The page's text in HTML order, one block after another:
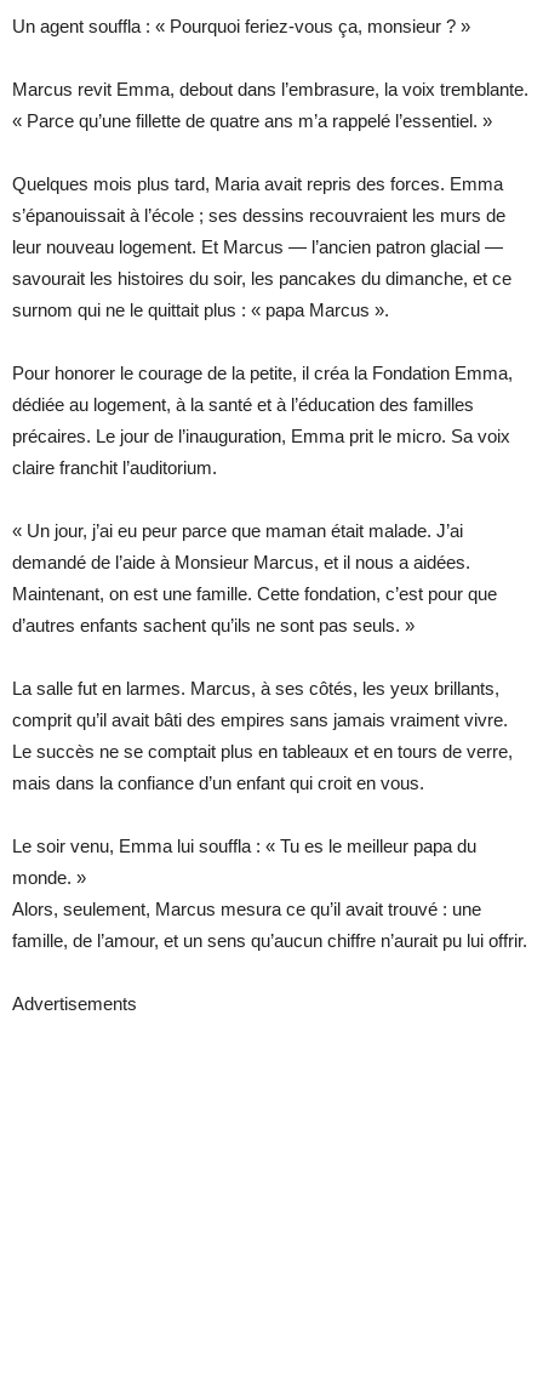
Un agent souffla : « Pourquoi feriez-vous ça, monsieur ? »
Marcus revit Emma, debout dans l’embrasure, la voix tremblante.
« Parce qu’une fillette de quatre ans m’a rappelé l’essentiel. »
Quelques mois plus tard, Maria avait repris des forces. Emma
s’épanouissait à l’école ; ses dessins recouvraient les murs de
leur nouveau logement. Et Marcus — l’ancien patron glacial —
savourait les histoires du soir, les pancakes du dimanche, et ce
surnom qui ne le quittait plus : « papa Marcus ».
Pour honorer le courage de la petite, il créa la Fondation Emma,
dédiée au logement, à la santé et à l’éducation des familles
précaires. Le jour de l’inauguration, Emma prit le micro. Sa voix
claire franchit l’auditorium.
« Un jour, j’ai eu peur parce que maman était malade. J’ai
demandé de l’aide à Monsieur Marcus, et il nous a aidées.
Maintenant, on est une famille. Cette fondation, c’est pour que
d’autres enfants sachent qu’ils ne sont pas seuls. »
La salle fut en larmes. Marcus, à ses côtés, les yeux brillants,
comprit qu’il avait bâti des empires sans jamais vraiment vivre.
Le succès ne se comptait plus en tableaux et en tours de verre,
mais dans la confiance d’un enfant qui croit en vous.
Le soir venu, Emma lui souffla : « Tu es le meilleur papa du
monde. »
Alors, seulement, Marcus mesura ce qu’il avait trouvé : une
famille, de l’amour, et un sens qu’aucun chiffre n’aurait pu lui offrir.
Advertisements